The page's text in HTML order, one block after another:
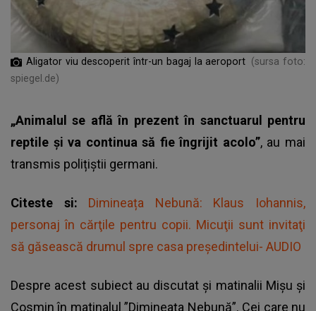
Aligator viu descoperit într-un bagaj la aeroport (sursa foto:
spiegel.de)
„Animalul se află în prezent în sanctuarul pentru
reptile și va continua să fie îngrijit acolo”, au mai
transmis polițiștii germani.
Citeste si: Dimineața Nebună: Klaus Iohannis,
personaj în cărţile pentru copii. Micuţii sunt invitaţi
să găsească drumul spre casa preşedintelui- AUDIO
Despre acest subiect au discutat și matinalii Mișu și
Cosmin în matinalul ”Dimineața Nebună”. Cei care nu